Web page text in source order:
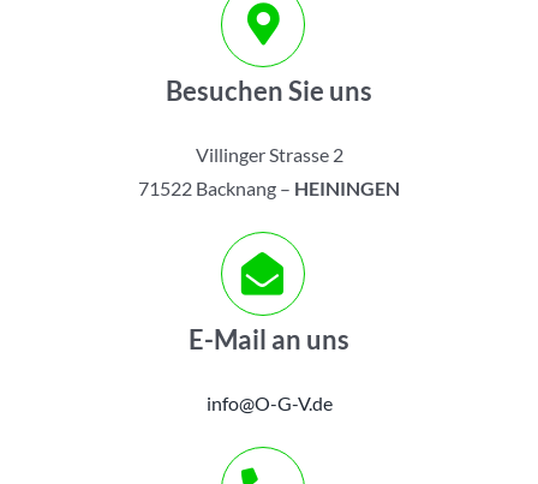
Besuchen Sie uns
Villinger Strasse 2
71522 Backnang – HEININGEN
E-Mail an uns
info@O-G-V.de